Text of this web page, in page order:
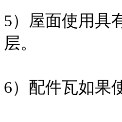
5）屋面使用具
层。
6）配件瓦如果